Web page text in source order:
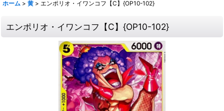
ホーム > 黄 > エンポリオ・イワンコフ【C】{OP10-102}
エンポリオ・イワンコフ【C】{OP10-102}